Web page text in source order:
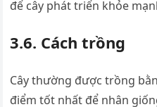
để cây phát triển khỏe
3.6. Cách trồng
Cây thường được trồng
điểm tốt nhất để nhân